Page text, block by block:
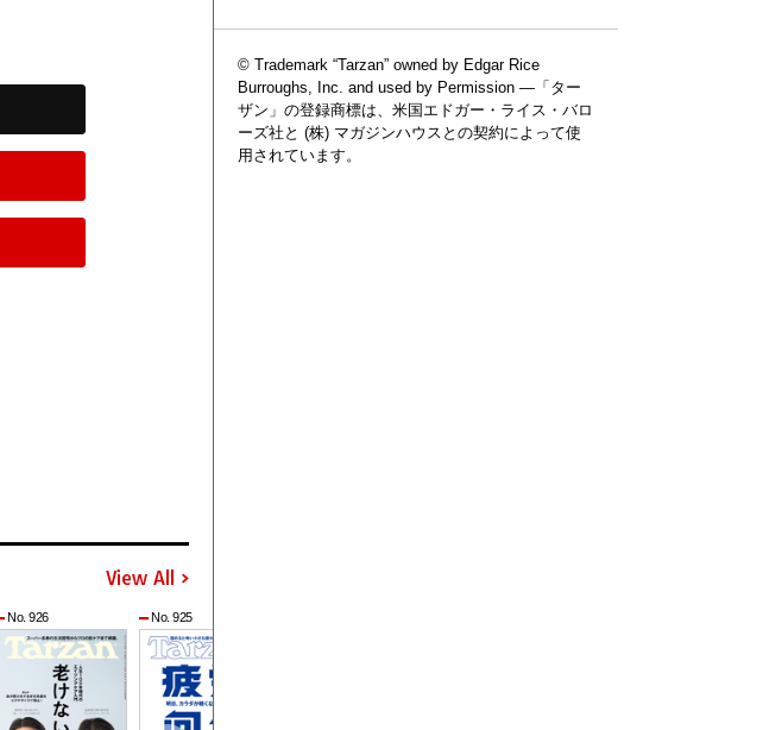
View All
No. 926 No. 925
© Trademark “Tarzan” owned by Edgar Rice
Burroughs, Inc. and used by Permission —「ター
ザン」の登録商標は、米国エドガー・ライス・バロ
ーズ社と (株) マガジンハウスとの契約によって使
用されています。